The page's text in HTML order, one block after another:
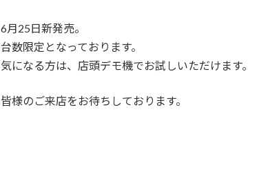
6月25日新発売。
台数限定となっております。
気になる方は、店頭デモ機でお試しいただけます。
皆様のご来店をお待ちしております。